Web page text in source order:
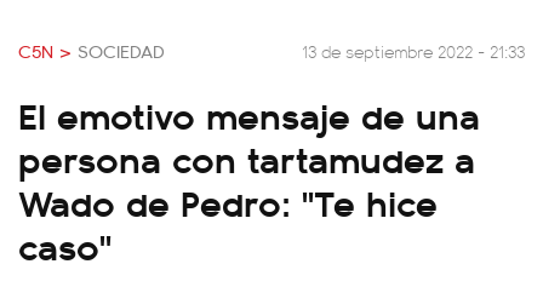
C5N > SOCIEDAD 13 de septiembre 2022 - 21:33
El emotivo mensaje de una
persona con tartamudez a
Wado de Pedro: "Te hice
caso"